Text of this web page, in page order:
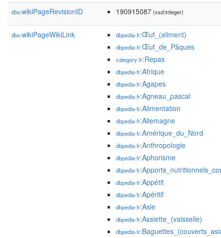
dbo:wikiPageRevisionID 190915087(xsd:integer)
dbo:wikiPageWikiLink dbpedia-fr:Œuf_(aliment)
dbpedia-fr:Œuf_de_Pâques
category-fr:Repas
dbpedia-fr:Afrique
dbpedia-fr:Agapes
dbpedia-fr:Agneau_pascal
dbpedia-fr:Alimentation
dbpedia-fr:Allemagne
dbpedia-fr:Amérique_du_Nord
dbpedia-fr:Anthropologie
dbpedia-fr:Aphorisme
dbpedia-fr
dbpedia-fr:Appétit
dbpedia-fr:Apéritif
dbpedia-fr:Asie
dbpedia-fr:Assiette_(vaisselle)
dbpedia-fr